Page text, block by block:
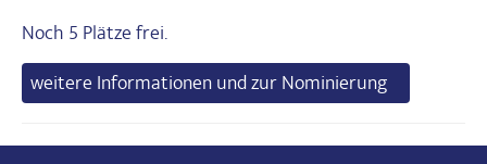
Noch 5 Plätze frei.
weitere Informationen und zur Nominierung